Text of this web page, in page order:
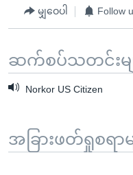
မျှဝေပါ Follow
ဆက်စပ်သတင်းမျ
Norkor US Citizen
အခြားဖတ်ရှုစရာမ